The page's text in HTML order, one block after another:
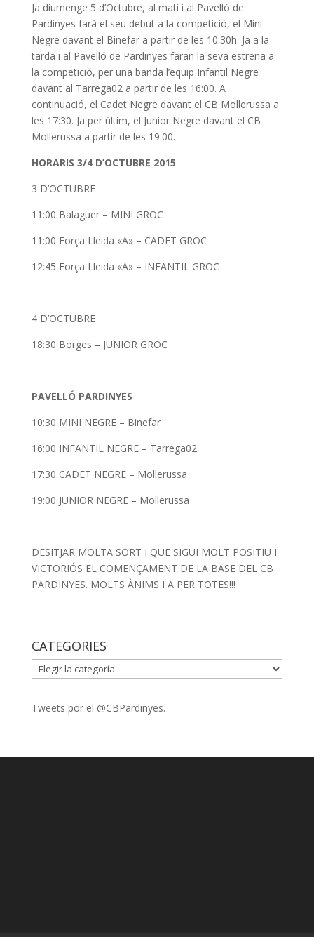
Ja diumenge 5 d’Octubre, al matí i al Pavelló de
Pardinyes farà el seu debut a la competició, el Mini
Negre davant el Binefara partir de les 10:30h. Ja a la
tarda i al Pavelló de Pardinyes faran la seva estrena a
la competició, per una banda l’equip Infantil Negre
davant al Tarrega02a partir de les 16:00. A
continuació, el Cadet Negre davant el CB Mollerussa a
les 17:30. Ja per últim, el Junior Negre davant el CB
Mollerussa a partir de les 19:00.
HORARIS 3/4 D’OCTUBRE 2015
3 D’OCTUBRE
11:00 Balaguer – MINI GROC
11:00 Força Lleida «A» – CADET GROC
12:45 Força Lleida «A» – INFANTIL GROC
4 D’OCTUBRE
18:30 Borges – JUNIOR GROC
PAVELLÓ PARDINYES
10:30 MINI NEGRE – Binefar
16:00 INFANTIL NEGRE – Tarrega02
17:30 CADET NEGRE – Mollerussa
19:00 JUNIOR NEGRE – Mollerussa
DESITJAR MOLTA SORT I QUE SIGUI MOLT POSITIU I
VICTORIÓS EL COMENÇAMENT DE LA BASE DEL CB
PARDINYES. MOLTS ÀNIMS I A PER TOTES!!!
CATEGORIES
CATEGORIES
Tweets por el @CBPardinyes.